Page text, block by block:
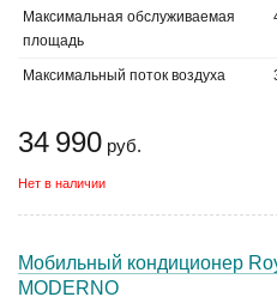
Максимальная обслуживаемая
площадь
Максимальный поток воздуха
34 990 руб.
Нет в наличии
Мобильный кондиционер
MODERNO